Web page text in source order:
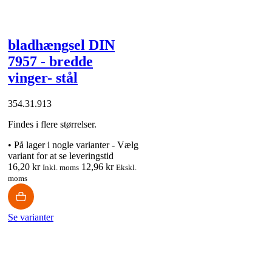
bladhængsel DIN
7957 - bredde
vinger- stål
354.31.913
Findes i flere størrelser.
• På lager i nogle varianter - Vælg
variant for at se leveringstid
16,20 kr Inkl. moms 12,96 kr Ekskl.
moms
Se varianter